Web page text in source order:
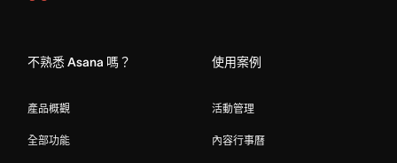
不熟悉 Asana 嗎？
產品概觀
全部功能
使用案例
活動管理
內容行事曆